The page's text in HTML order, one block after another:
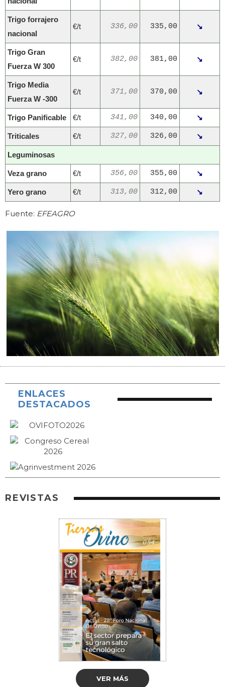
Trigo forrajero
nacional
€/t 336,00 335,00 ↘
Trigo Gran
Fuerza W 300
€/t 382,00 381,00 ↘
Trigo Media
Fuerza W -300
€/t 371,00 370,00 ↘
Trigo Panificable €/t 341,00 340,00 ↘
Triticales €/t 327,00 326,00 ↘
Leguminosas
Veza grano €/t 356,00 355,00 ↘
Yero grano €/t 313,00 312,00 ↘
Fuente: EFEAGRO
ENLACES
DESTACADOS
REVISTAS
VER MÁS